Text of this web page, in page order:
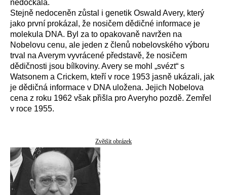
nedočkala.
Stejně nedoceněn zůstal i genetik Oswald Avery, který
jako první prokázal, že nosičem dědičné informace je
molekula DNA. Byl za to opakovaně navržen na
Nobelovu cenu, ale jeden z členů nobelovského výboru
trval na Averym vyvrácené představě, že nosičem
dědičnosti jsou bílkoviny. Avery se mohl „svézt“ s
Watsonem a Crickem, kteří v roce 1953 jasně ukázali, jak
je dědičná informace v DNA uložena. Jejich Nobelova
cena z roku 1962 však přišla pro Averyho pozdě. Zemřel
v roce 1955.
Zvětšit obrázek